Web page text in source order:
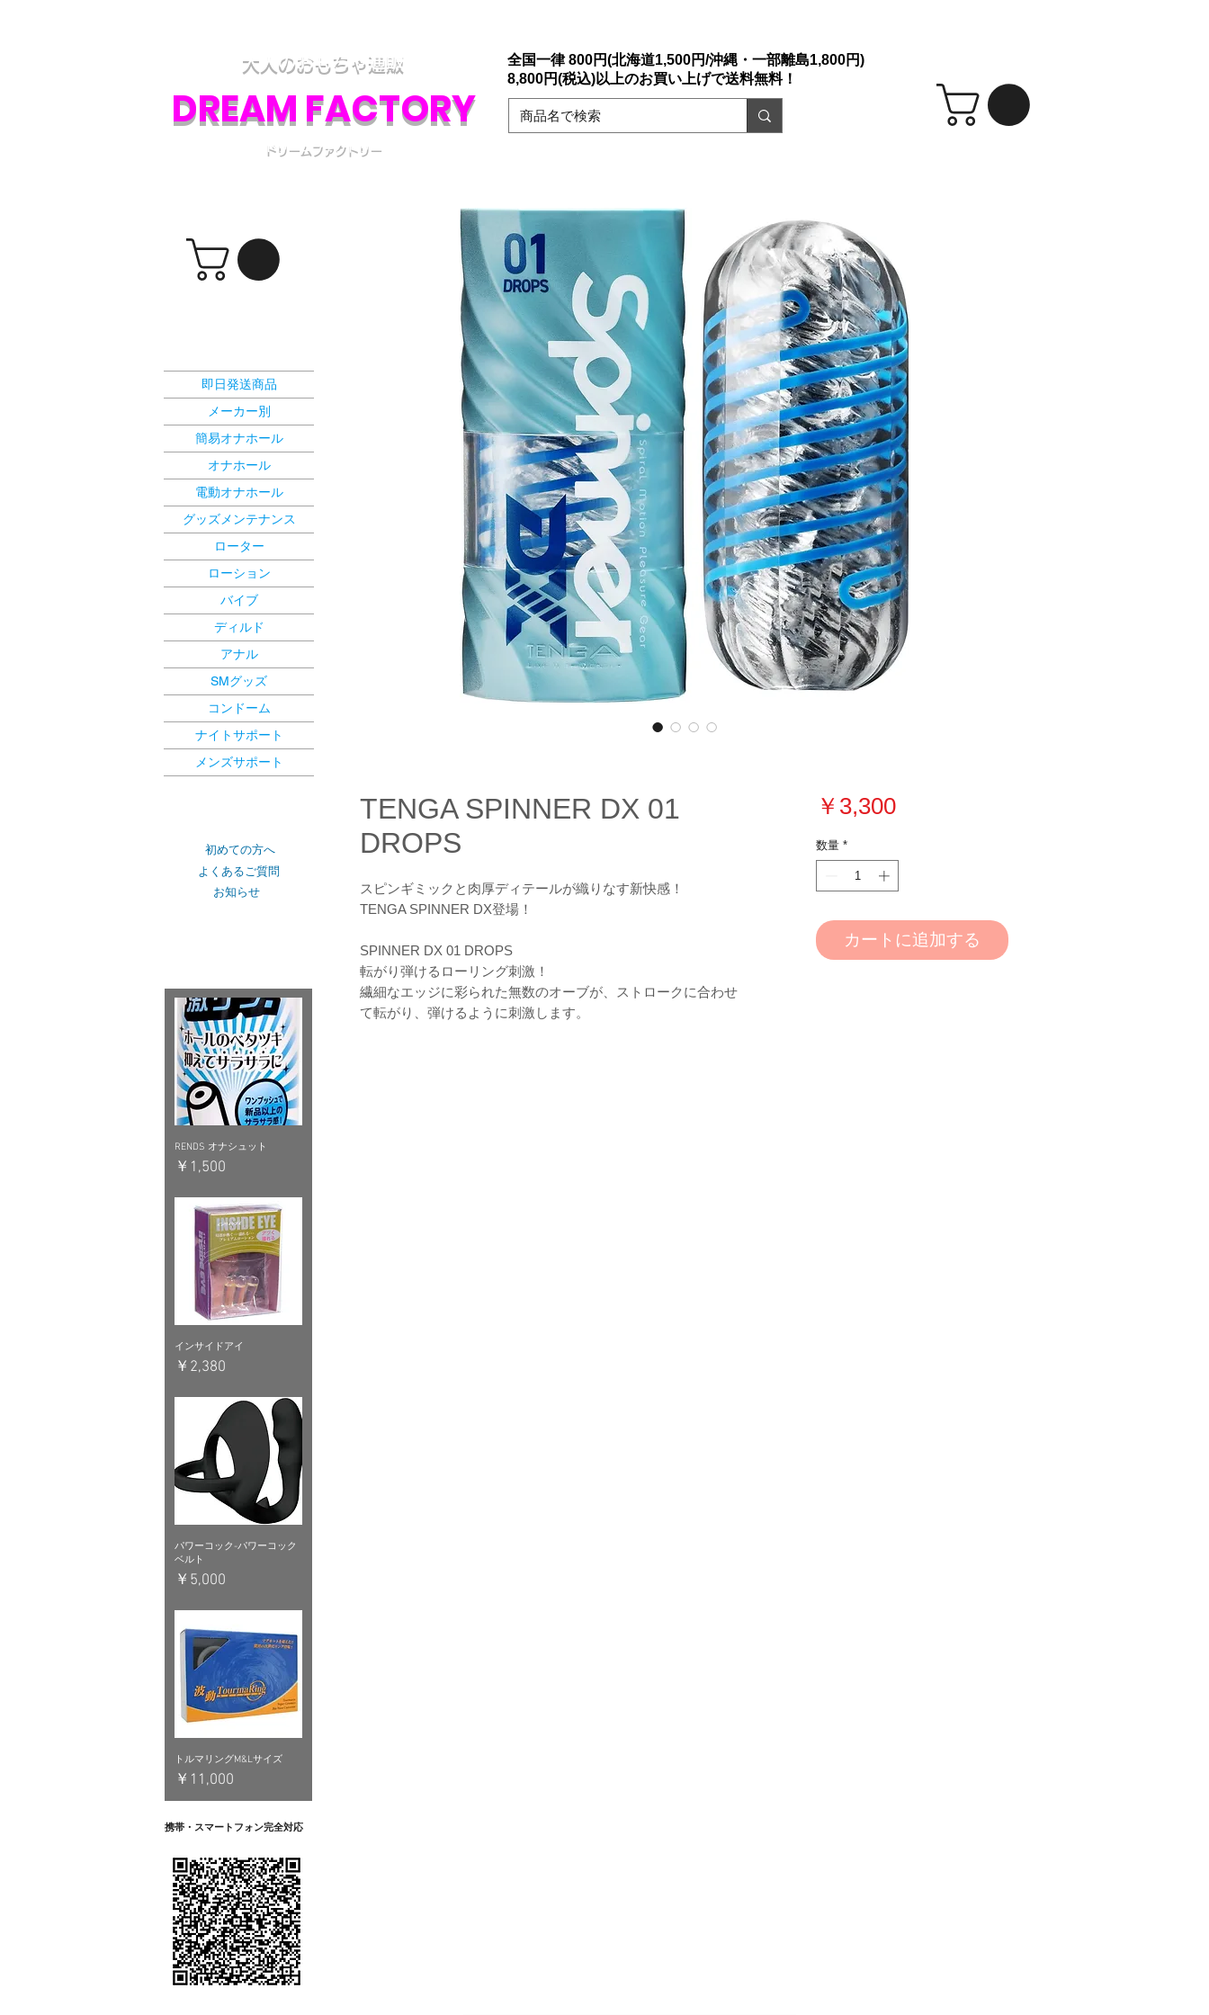
大人のおもちゃ通販
DREAM FACTORY
全国一律 800円(北海道1,500円/沖縄・一部離島1,800円)
8,800円(税込)以上のお買い上げで送料無料！
ドリームファクトリー
TENGA SPINNER DX 01
DROPS
スピンギミックと肉厚ディテールが織りなす新快感！
TENGA SPINNER DX登場！
SPINNER DX 01 DROPS
転がり弾けるローリング刺激！
繊細なエッジに彩られた無数のオーブが、ストロークに合わせ
て転がり、弾けるように刺激します。
￥3,300価
数量 *
カートに追加する
即日発送商品
メーカー別
簡易オナホール
オナホール
電動オナホール
グッズメンテナンス
ローター
ローション
バイブ
ディルド
アナル
SMグッズ
コンドーム
ナイトサポート
メンズサポート
RENDS オナシュット
価格
￥1,500
インサイドアイ
価格
￥2,380
パワーコック-パワーコック
ベルト
価格
￥5,000
トルマリングM&Lサイズ
価格
￥11,000
携帯・スマートフォン完全対応
初めての方へ
よくあるご質問
お知らせ